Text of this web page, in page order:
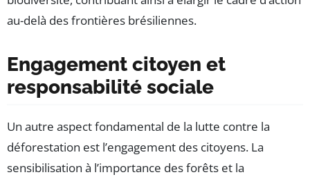
au-delà des frontières brésiliennes.
Engagement citoyen et
responsabilité sociale
Un autre aspect fondamental de la lutte contre la
déforestation est l’engagement des citoyens. La
sensibilisation à l’importance des forêts et la